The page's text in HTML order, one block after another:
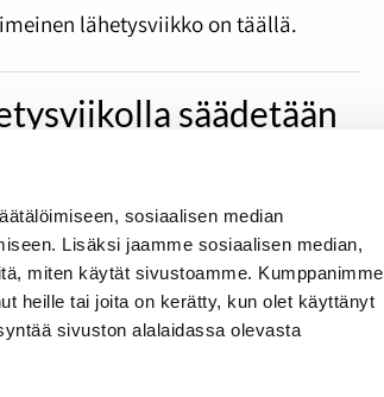
sosiaalisen median
Lisäksi jaamme sosiaalisen median,
miten käytät sivustoamme. Kumppanimme
heille tai joita on kerätty, kun olet käyttänyt
sivuston alalaidassa olevasta
lähetysviikko on täällä.
säädetään
tutkalaisten ilosanomaa!